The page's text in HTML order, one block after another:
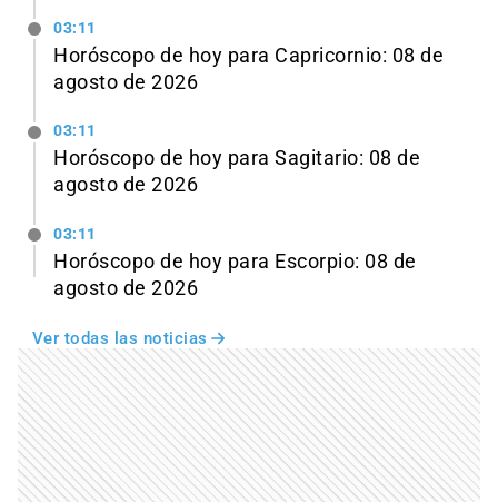
03:11
Horóscopo de hoy para Capricornio: 08 de
agosto de 2026
03:11
Horóscopo de hoy para Sagitario: 08 de
agosto de 2026
03:11
Horóscopo de hoy para Escorpio: 08 de
agosto de 2026
Ver todas las noticias